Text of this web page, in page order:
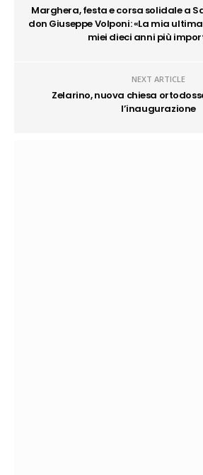
Marghera, festa e corsa solidale a
don Giuseppe Volponi: «La mia
miei dieci anni più
NEXT ARTICLE
Zelarino, nuova chiesa
l’inaugurazione